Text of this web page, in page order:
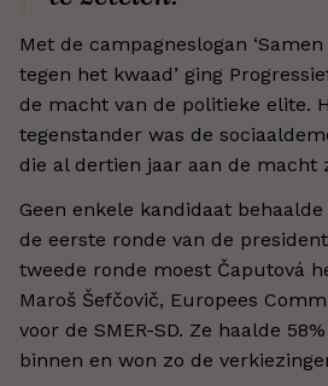
Met de campagneslogan
tegen het kwaad’ ging
de macht van de politieke elite.
tegenstander was de
die al dertien jaar aan de macht
Geen enkele kandidaat
de eerste ronde van de
tweede ronde moest Čaputová
Maroš Šefčovič, Europees
voor de SMER-SD. Ze haalde
binnen en won zo de